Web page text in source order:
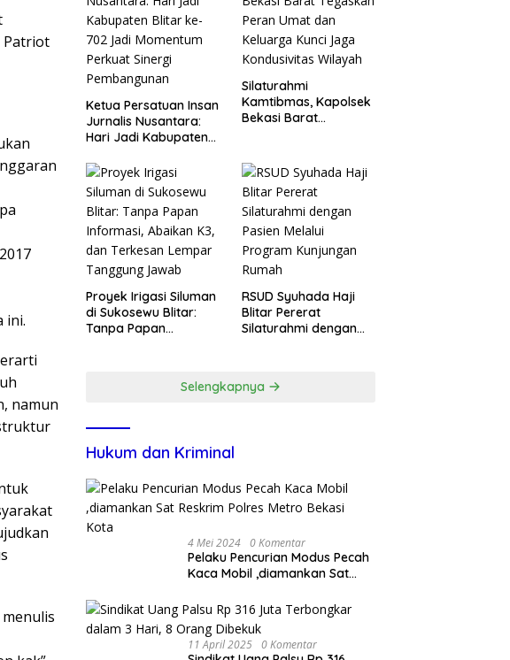
Patriot
ini.
namun
Ketua Persatuan Insan
Jurnalis Nusantara:
Hari Jadi Kabupaten
Momentum Perkuat
Sinergi Pembangunan
Silaturahmi
Kamtibmas, Kapolsek
Bekasi Barat
Jaga Kondusivitas
Wilayah
Proyek Irigasi Siluman
di Sukosewu Blitar:
Tanpa Papan
RSUD Syuhada Haji
Blitar Pererat
Silaturahmi dengan
Selengkapnya
Hukum dan Kriminal
4 Mei 2024 0 Komentar
Pelaku Pencurian Modus Pecah
Kaca Mobil ,diamankan Sat
Kota
11 April 2025 0 Komentar